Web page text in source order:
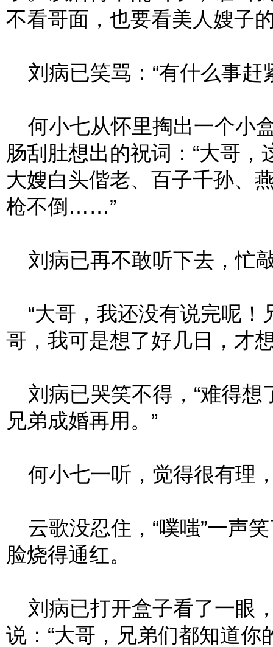
不看哥面，也要看美人嫂子
刘病已笑骂：“有什么事赶
何小七从怀里掏出一个小
肠刮肚想出的祝词：“大哥
大嫂白头偕老、百子千孙、
枪不倒……”
刘病已再不敢听下去，忙
“大哥，我还没有说完呢！
哥，我可是想了好几日，才
刘病已哭笑不得，“难得想
兄弟成婚再用。”
何小七一听，觉得很有理
云歌没忍住，“噗嗤”一声
脸烧得通红。
刘病已打开盒子看了一眼
说：“大哥，兄弟们都知道